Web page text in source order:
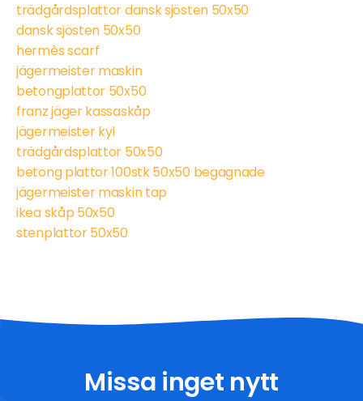
trädgårdsplattor dansk sjösten 50x50
dansk sjösten 50x50
hermès scarf
jägermeister maskin
betongplattor 50x50
franz jäger kassaskåp
jägermeister kyl
trädgårdsplattor 50x50
betong plattor 100stk 50x50 begagnade
jägermeister maskin tap
ikea skåp 50x50
stenplattor 50x50
Missa inget nytt